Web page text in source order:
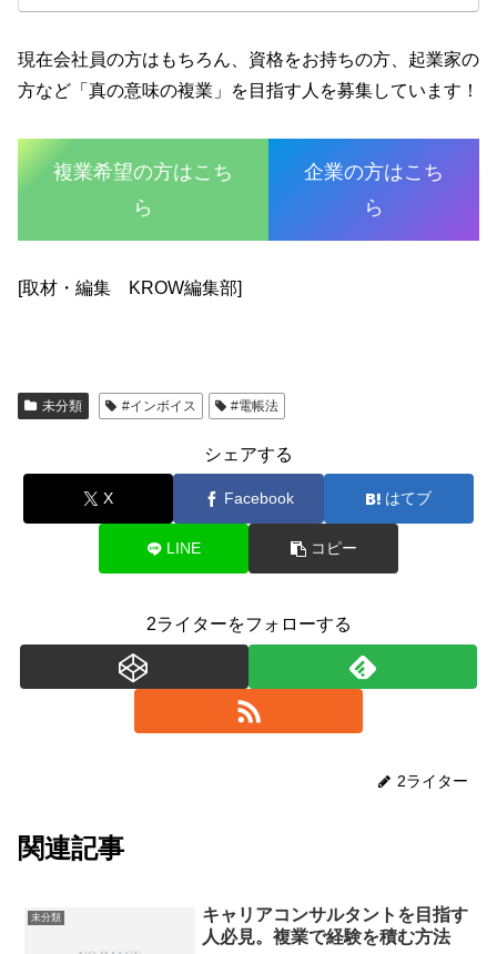
現在会社員の方はもちろん、資格をお持ちの方、起業家の
方など「真の意味の複業」を目指す人を募集しています！
複業希望の方はこち
ら
企業の方はこち
ら
[取材・編集 KROW編集部]
未分類 #インボイス #電帳法
シェアする
X Facebook はてブ
LINE コピー
2ライターをフォローする
2ライター
関連記事
未分類
キャリアコンサルタントを目指す
人必見。複業で経験を積む方法